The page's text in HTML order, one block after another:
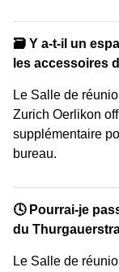
🗃️ Y a-t-il un
les accessoires
Le Salle de
Zurich Oerlikon
supplémentaire
bureau.
🕓 Pourrai-je
du
Le Salle de